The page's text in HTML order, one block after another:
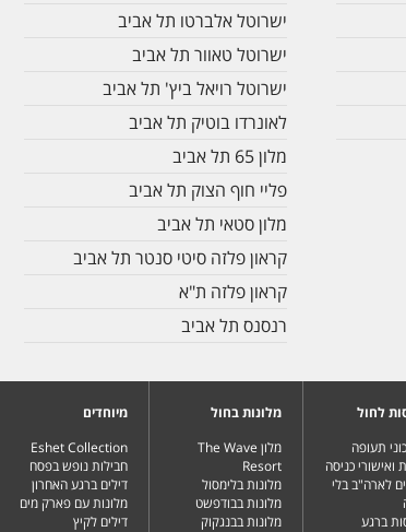
ישרוטל אלברטו תל אביב
ישרוטל טאוור תל אביב
ישרוטל רויאל ביץ' תל אביב
לאונרדו בוטיק תל אביב
מלון 65 תל אביב
פליי חוף הצוק תל אביב
מלון סטאי תל אביב
קראון פלזה סיטי סנטר תל אביב
קראון פלזה ת"א
רנסנס תל אביב
לחול
תעופה
ואישורי כניסה
לארה"ב בלי
ברגע
מלונות בחול
מלון The Wave
Resort
מלונות בלימסול
מלונות בבודפשט
מלונות בבנגקוק
מיוחדים
Eshet Collection
חבילות נופש בפסח
דילים ברגע האחרון
מלונות עם פארק מים
דילים לקיץ